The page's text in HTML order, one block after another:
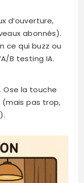
d’ouverture,
abonnés).
ce qui buzz ou
B testing IA.
la touche
pas trop,